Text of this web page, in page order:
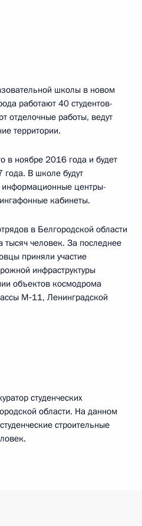
школы в новом
работают 40 студентов-
отделочные работы, ведут
территории.
в ноябре 2016 года и будет
В школе будут
информационные центры-
кабинеты.
в Белгородской области
тысяч человек. За последнее
приняли участие
инфраструктуры
объектов космодрома
М‑11, Ленинградской
студенческих
области. На данном
строительные